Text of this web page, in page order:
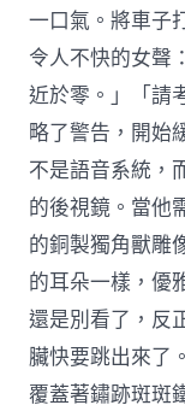
一口氣。將車子
令人不快的女聲
近於零。」「請
略了警告，開始
不是語音系統，
的後視鏡。當他
的銅製獨角獸雕
的耳朵一樣，優
還是別看了，反
臟快要跳出來了
覆蓋著鏽跡斑斑